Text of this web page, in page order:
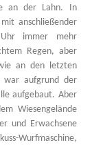
an der Lahn. In
anschließender
immer mehr
Regen, aber
an den letzten
war aufgrund der
aufgebaut. Aber
Wiesengelände
und Erwachsene
Wurfmaschine,